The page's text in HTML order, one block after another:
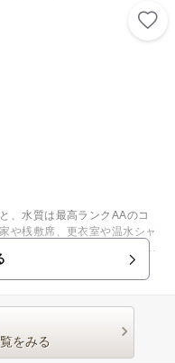
年にはシロイルカの赤ちゃ
大遊具やふわふわトランポリ
の思い出作りに、家族みんな
、水質は最高ランクAAのコ
や桟敷席、更衣室や温水シャ
ーが海の安全を守っているな
浴場となっています。 たっ
れた美しい夕日を眺めてのん
をみる